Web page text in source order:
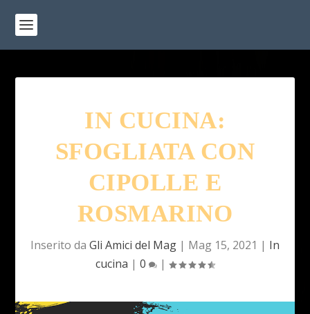
IN CUCINA:
SFOGLIATA CON
CIPOLLE E
ROSMARINO
Inserito da Gli Amici del Mag | Mag 15, 2021 | In
cucina | 0 |